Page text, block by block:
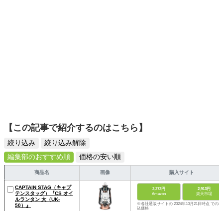
【この記事で紹介するのはこちら】
絞り込み
絞り込み解除
編集部のおすすめ順
価格の安い順
商品名 画像 購入サイト
CAPTAIN STAG（キャプ
テンスタッグ）『CS オイ
ルランタン 大（UK-
50）』
2,273円
Amazon
2,913円
楽天市場
※各社通販サイトの 2024年10月21日時点 での税
込価格